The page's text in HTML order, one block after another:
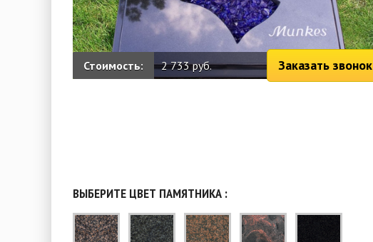
Стоимость: 2 733 руб. Заказать звонок
ВЫБЕРИТЕ ЦВЕТ ПАМЯТНИКА :